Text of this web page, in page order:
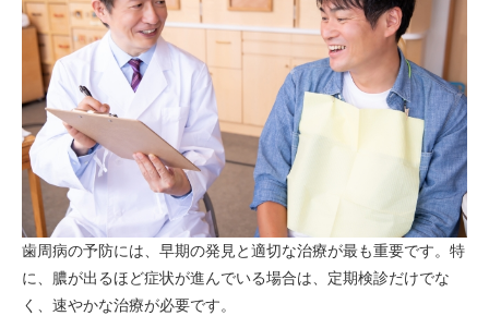
歯周病の予防には、早期の発見と適切な治療が最も重要です。特
に、膿が出るほど症状が進んでいる場合は、定期検診だけでな
く、速やかな治療が必要です。